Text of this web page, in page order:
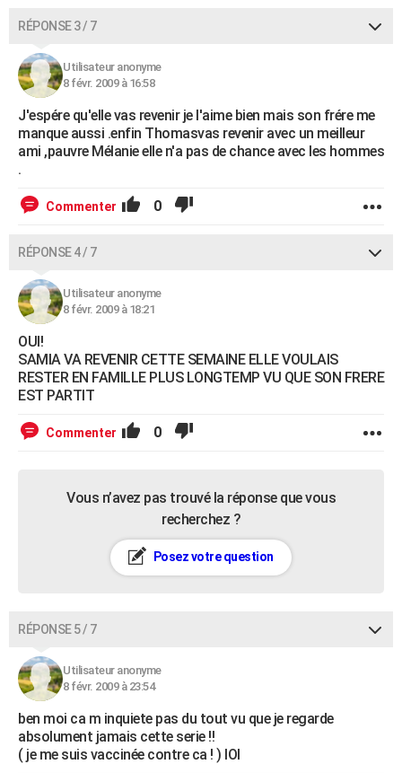
RÉPONSE 3 / 7
Utilisateur anonyme
8 févr. 2009 à 16:58
J'espére qu'elle vas revenir je l'aime bien mais son frére me
manque aussi .enfin Thomasvas revenir avec un meilleur
ami ,pauvre Mélanie elle n'a pas de chance avec les hommes
.
Commenter 0
RÉPONSE 4 / 7
Utilisateur anonyme
8 févr. 2009 à 18:21
OUI!
SAMIA VA REVENIR CETTE SEMAINE ELLE VOULAIS
RESTER EN FAMILLE PLUS LONGTEMP VU QUE SON FRERE
EST PARTIT
Commenter 0
Vous n’avez pas trouvé la réponse que vous
recherchez ?
Posez votre question
RÉPONSE 5 / 7
Utilisateur anonyme
8 févr. 2009 à 23:54
ben moi ca m inquiete pas du tout vu que je regarde
absolument jamais cette serie !!
( je me suis vaccinée contre ca ! ) IOI